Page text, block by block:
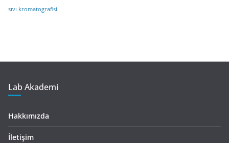
sıvı kromatografisi
Lab Akademi
Hakkımızda
İletişim